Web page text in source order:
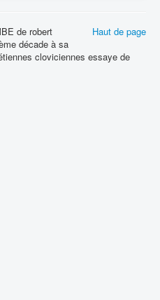
Haut de page
de robert
décade à sa
cloviciennes essaye de